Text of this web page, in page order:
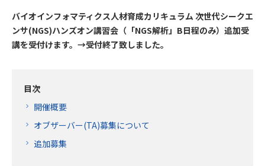
バイオインフォマティクス人材育成カリキュラム 次世代シークエ
ンサ(NGS)ハンズオン講習会（「NGS解析」B日程のみ）追加受
講を受付けます。→受付終了致しました。
目次
開催概要
オブザーバー(TA)募集について
追加募集